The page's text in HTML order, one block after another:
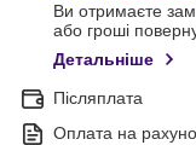
Ви отримаєте
або гроші
Детальніше
Післяплата
Оплата на